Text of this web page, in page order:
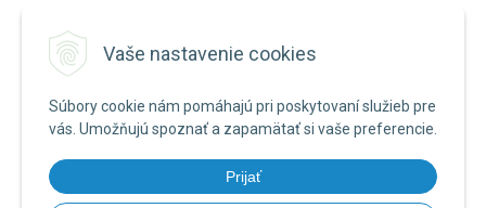
Vaše nastavenie cookies
Súbory cookie nám pomáhajú pri poskytovaní služieb pre
vás. Umožňujú spoznať a zapamätať si vaše preferencie.
Prijať
Reklamačné podmienky
NA STIAHNUTIE
Formulár na odstúpenie od zmluvy
Poučenie o uplatnení práva na odstúpenie od zmluvy